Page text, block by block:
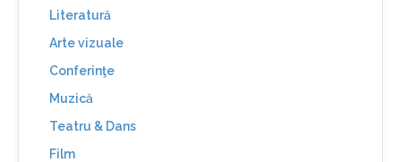
Literatură
Arte vizuale
Conferinţe
Muzică
Teatru & Dans
Film